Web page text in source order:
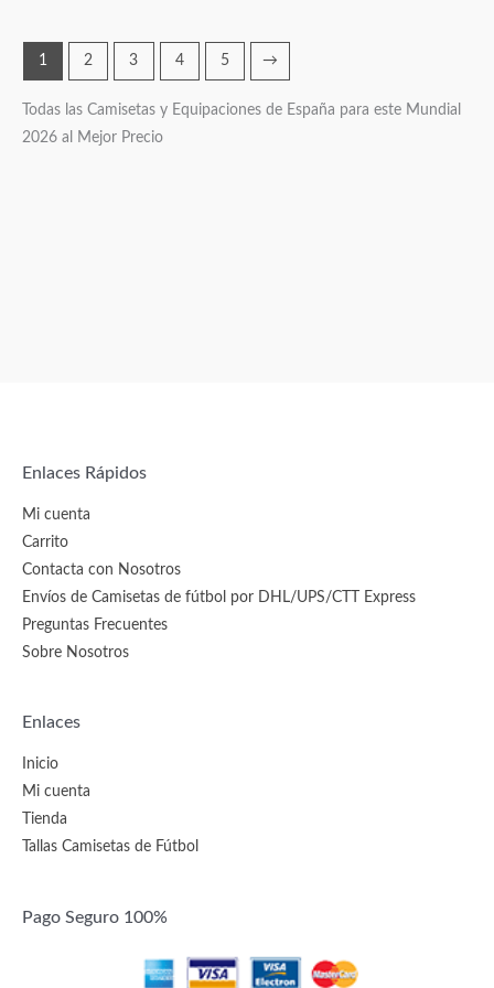
1 2 3 4 5 →
Todas las Camisetas y Equipaciones de España para este Mundial
2026 al Mejor Precio
Enlaces Rápidos
Mi cuenta
Carrito
Contacta con Nosotros
Envíos de Camisetas de fútbol por DHL/UPS/CTT Express
Preguntas Frecuentes
Sobre Nosotros
Enlaces
Inicio
Mi cuenta
Tienda
Tallas Camisetas de Fútbol
Pago Seguro 100%